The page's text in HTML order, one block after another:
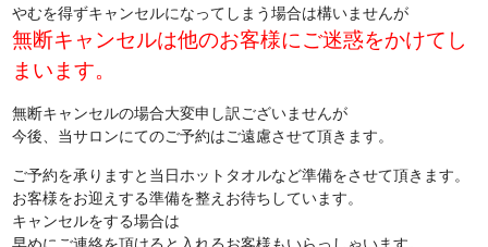
やむを得ずキャンセルになってしまう場合は構いませんが
無断キャンセルは他のお客様にご迷惑をかけてし
まいます。
無断キャンセルの場合大変申し訳ございませんが
今後、当サロンにてのご予約はご遠慮させて頂きます。
ご予約を承りますと当日ホットタオルなど準備をさせて頂きます。
お客様をお迎えする準備を整えお待ちしています。
キャンセルをする場合は